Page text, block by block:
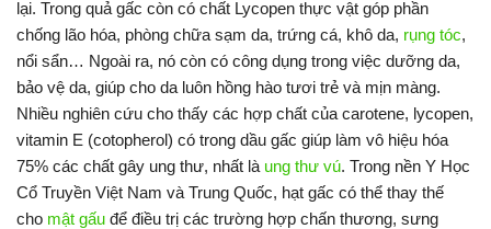
lại. Trong quả gấc còn có chất Lycopen thực vật góp phần
chống lão hóa, phòng chữa sạm da, trứng cá, khô da, rụng tóc,
nổi sẩn… Ngoài ra, nó còn có công dụng trong việc dưỡng da,
bảo vệ da, giúp cho da luôn hồng hào tươi trẻ và mịn màng.
Nhiều nghiên cứu cho thấy các hợp chất của carotene, lycopen,
vitamin E (cotopherol) có trong dầu gấc giúp làm vô hiệu hóa
75% các chất gây ung thư, nhất là ung thư vú. Trong nền Y Học
Cổ Truyền Việt Nam và Trung Quốc, hạt gấc có thể thay thế
cho mật gấu để điều trị các trường hợp chấn thương, sưng